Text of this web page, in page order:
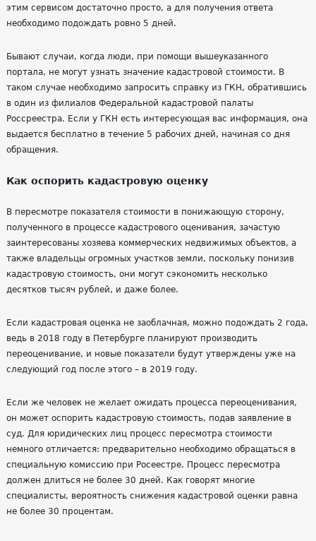
этим сервисом достаточно просто, а для получения ответа
необходимо подождать ровно 5 дней.
Бывают случаи, когда люди, при помощи вышеуказанного
портала, не могут узнать значение кадастровой стоимости. В
таком случае необходимо запросить справку из ГКН , обратившись
в один из филиалов Федеральной кадастровой палаты
Россреестра. Если у ГКН есть интересующая вас информация, она
выдается бесплатно в течение 5 рабочих дней, начиная со дня
обращения.
Как оспорить кадастровую оценку
В пересмотре показателя стоимости в понижающую сторону,
полученного в процессе кадастрового оценивания, зачастую
заинтересованы хозяева коммерческих недвижимых объектов, а
также владельцы огромных участков земли, поскольку понизив
кадастровую стоимость, они могут сэкономить несколько
десятков тысяч рублей, и даже более.
Если кадастровая оценка не заоблачная, можно подождать 2 года,
ведь в 2018 году в Петербурге планируют производить
переоценивание, и новые показатели будут утверждены уже на
следующий год после этого – в 2019 году.
Если же человек не желает ожидать процесса переоценивания,
он может оспорить кадастровую стоимость, подав заявление в
суд. Для юридических лиц процесс пересмотра стоимости
немного отличается: предварительно необходимо обращаться в
специальную комиссию при Росеестре. Процесс пересмотра
должен длиться не более 30 дней. Как говорят многие
специалисты, вероятность снижения кадастровой оценки равна
не более 30 процентам.